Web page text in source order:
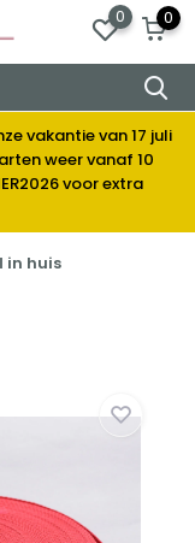
0 0
vakantie van 17 juli
weer vanaf 10
voor extra